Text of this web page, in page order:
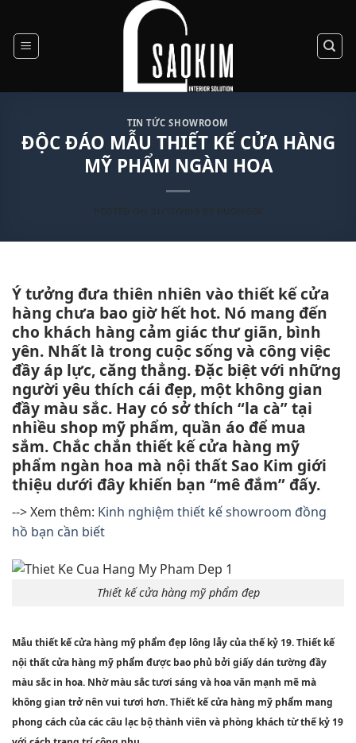
content
TIN TỨC SHOWROOM
ĐỘC ĐÁO MẪU THIẾT KẾ CỬA HÀNG
MỸ PHẨM NGÀN HOA
Ý tưởng đưa thiên nhiên vào thiết kế cửa
hàng chưa bao giờ hết hot. Nó mang đến
cho khách hàng cảm giác thư giãn, bình
yên. Nhất là trong cuộc sống và công việc
đầy áp lực, căng thẳng. Đặc biệt với những
người yêu thích cái đẹp, một không gian
đầy màu sắc. Hay có sở thích “la cà” tại
nhiều shop mỹ phẩm, quần áo để mua
sắm. Chắc chắn thiết kế cửa hàng mỹ
phẩm ngàn hoa mà nội thất Sao Kim giới
thiệu dưới đây khiến bạn “mê đắm” đấy.
--> Xem thêm: Kinh nghiệm thiết kế showroom đồng
hồ bạn cần biết
Thiết kế cửa hàng mỹ phẩm đẹp
Mẫu thiết kế cửa hàng mỹ phẩm đẹp lông lẫy của thế kỷ 19. Thiết kế
nội thất cửa hàng mỹ phẩm được bao phủ bởi giấy dán tường đầy
màu sắc in hoa. Nhờ màu sắc tươi sáng và hoa văn mạnh mẽ mà
không gian trở nên vui tươi hơn. Thiết kế cửa hàng mỹ phẩm mang
phong cách của các câu lạc bộ thành viên và phòng khách từ thế kỷ 19